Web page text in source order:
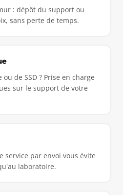
: dépôt du support ou
sans perte de temps.
de SSD ? Prise en charge
sur le support de votre
service par envoi vous évite
laboratoire.